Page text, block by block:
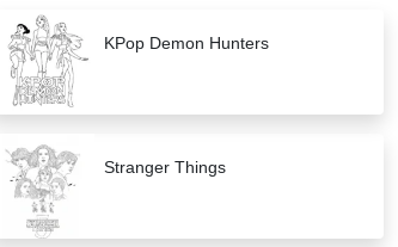
KPop Demon Hunters
Stranger Things